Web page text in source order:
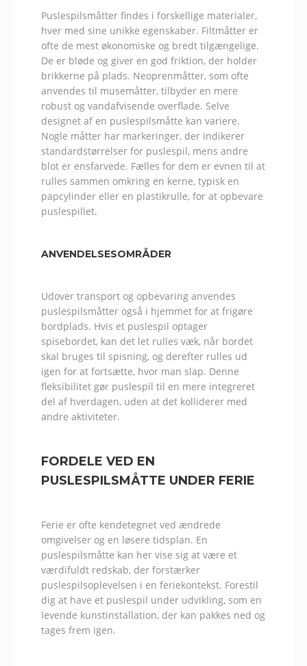
Puslespilsmåtter findes i forskellige materialer,
hver med sine unikke egenskaber. Filtmåtter er
ofte de mest økonomiske og bredt tilgængelige.
De er bløde og giver en god friktion, der holder
brikkerne på plads. Neoprenmåtter, som ofte
anvendes til musemåtter, tilbyder en mere
robust og vandafvisende overflade. Selve
designet af en puslespilsmåtte kan variere.
Nogle måtter har markeringer, der indikerer
standardstørrelser for puslespil, mens andre
blot er ensfarvede. Fælles for dem er evnen til at
rulles sammen omkring en kerne, typisk en
papcylinder eller en plastikrulle, for at opbevare
puslespillet.
ANVENDELSESOMRÅDER
Udover transport og opbevaring anvendes
puslespilsmåtter også i hjemmet for at frigøre
bordplads. Hvis et puslespil optager
spisebordet, kan det let rulles væk, når bordet
skal bruges til spisning, og derefter rulles ud
igen for at fortsætte, hvor man slap. Denne
fleksibilitet gør puslespil til en mere integreret
del af hverdagen, uden at det kolliderer med
andre aktiviteter.
FORDELE VED EN
PUSLESPILSMÅTTE UNDER FERIE
Ferie er ofte kendetegnet ved ændrede
omgivelser og en løsere tidsplan. En
puslespilsmåtte kan her vise sig at være et
værdifuldt redskab, der forstærker
puslespilsoplevelsen i en feriekontekst. Forestil
dig at have et puslespil under udvikling, som en
levende kunstinstallation, der kan pakkes ned og
tages frem igen.